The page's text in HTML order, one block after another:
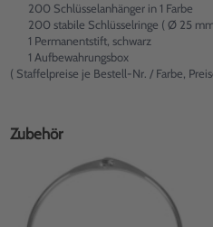
200 Schlüsselanhänger in 1 Farbe
200 stabile Schlüsselringe ( Ø 25
1 Permanentstift, schwarz
1 Aufbewahrungsbox
( Staffelpreise je Bestell-Nr. / Farbe,
Zubehör